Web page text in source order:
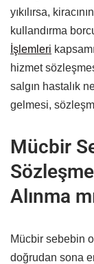
yıkılırsa,
kullandırma
İşlemleri
hizmet
salgın hastalık
gelmesi,
Mücbir
Alınma
Mücbir sebebin
doğrudan sona